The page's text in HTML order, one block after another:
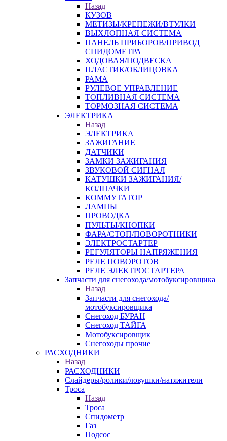
Назад
КУЗОВ
МЕТИЗЫ/КРЕПЕЖИ/ВТУЛКИ
ВЫХЛОПНАЯ СИСТЕМА
ПАНЕЛЬ ПРИБОРОВ/ПРИВОД
СПИДОМЕТРА
ХОДОВАЯ/ПОДВЕСКА
ПЛАСТИК/ОБЛИЦОВКА
РАМА
РУЛЕВОЕ УПРАВЛЕНИЕ
ТОПЛИВНАЯ СИСТЕМА
ТОРМОЗНАЯ СИСТЕМА
ЭЛЕКТРИКА
Назад
ЭЛЕКТРИКА
ЗАЖИГАНИЕ
ДАТЧИКИ
ЗАМКИ ЗАЖИГАНИЯ
ЗВУКОВОЙ СИГНАЛ
КАТУШКИ ЗАЖИГАНИЯ/
КОЛПАЧКИ
КОММУТАТОР
ЛАМПЫ
ПРОВОДКА
ПУЛЬТЫ/КНОПКИ
ФАРА/СТОП/ПОВОРОТНИКИ
ЭЛЕКТРОСТАРТЕР
РЕГУЛЯТОРЫ НАПРЯЖЕНИЯ
РЕЛЕ ПОВОРОТОВ
РЕЛЕ ЭЛЕКТРОСТАРТЕРА
Запчасти для снегохода/мотобуксировщика
Назад
Запчасти для снегохода/
мотобуксировщика
Снегоход БУРАН
Снегоход ТАЙГА
Мотобуксировщик
Снегоходы прочие
РАСХОДНИКИ
Назад
РАСХОДНИКИ
Слайдеры/ролики/ловушки/натяжители
Троса
Назад
Троса
Спидометр
Газ
Подсос